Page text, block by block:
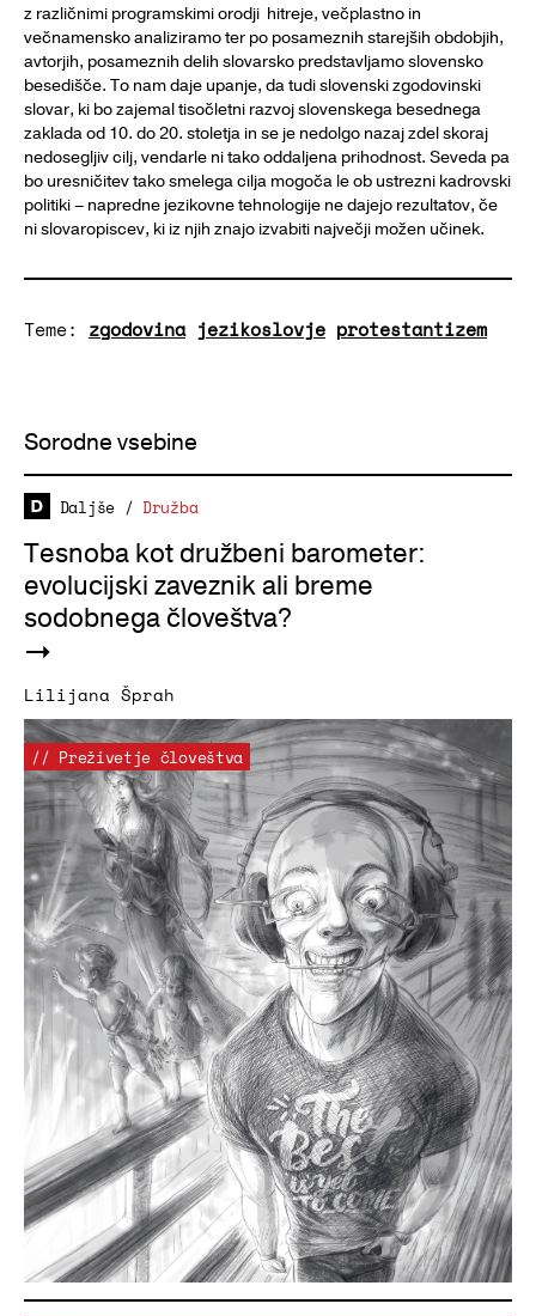
z različnimi programskimi orodji hitreje, večplastno in
večnamensko analiziramo ter po posameznih starejših obdobjih,
avtorjih, posameznih delih slovarsko predstavljamo slovensko
besedišče. To nam daje upanje, da tudi slovenski zgodovinski
slovar, ki bo zajemal tisočletni razvoj slovenskega besednega
zaklada od 10. do 20. stoletja in se je nedolgo nazaj zdel skoraj
nedosegljiv cilj, vendarle ni tako oddaljena prihodnost. Seveda pa
bo uresničitev tako smelega cilja mogoča le ob ustrezni kadrovski
politiki – napredne jezikovne tehnologije ne dajejo rezultatov, če
ni slovaropiscev, ki iz njih znajo izvabiti največji možen učinek.
Teme: zgodovina jezikoslovje protestantizem
Sorodne vsebine
Daljše / Družba
Tesnoba kot družbeni barometer:
evolucijski zaveznik ali breme
sodobnega človeštva?
Lilijana Šprah
// Preživetje človeštva